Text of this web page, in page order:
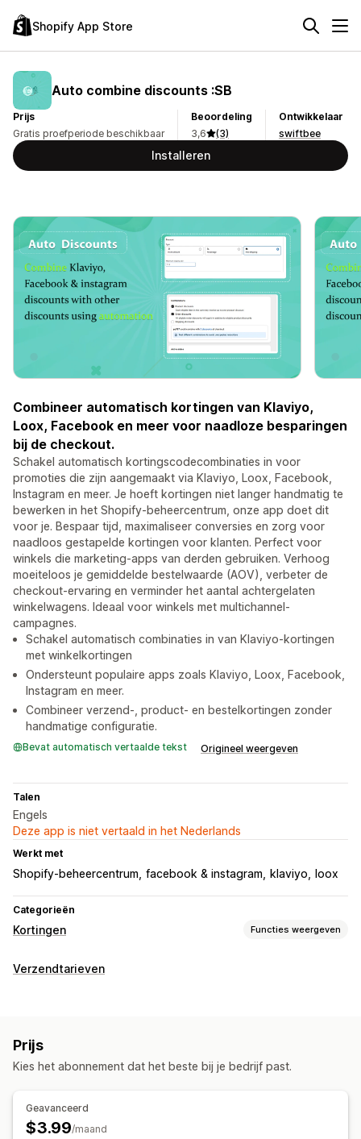
Shopify App Store
Auto combine discounts :SB
Prijs
Gratis proefperiode beschikbaar
Beoordeling
3,6
(3)
Ontwikkelaar
swiftbee
Installeren
Combineer automatisch kortingen van Klaviyo,
Loox, Facebook en meer voor naadloze besparingen
bij de checkout.
Schakel automatisch kortingscodecombinaties in voor
promoties die zijn aangemaakt via Klaviyo, Loox, Facebook,
Instagram en meer. Je hoeft kortingen niet langer handmatig te
bewerken in het Shopify-beheercentrum, onze app doet dit
voor je. Bespaar tijd, maximaliseer conversies en zorg voor
naadloos gestapelde kortingen voor klanten. Perfect voor
winkels die marketing-apps van derden gebruiken. Verhoog
moeiteloos je gemiddelde bestelwaarde (AOV), verbeter de
checkout-ervaring en verminder het aantal achtergelaten
winkelwagens. Ideaal voor winkels met multichannel-
campagnes.
Schakel automatisch combinaties in van Klaviyo-kortingen
met winkelkortingen
Ondersteunt populaire apps zoals Klaviyo, Loox, Facebook,
Instagram en meer.
Combineer verzend-, product- en bestelkortingen zonder
handmatige configuratie.
Bevat automatisch vertaalde tekst Origineel weergeven
Talen
Engels
Deze app is niet vertaald in het Nederlands
Werkt met
Shopify-beheercentrum facebook & instagram klaviyo loox
Categorieën
Kortingen Functies weergeven
Soorten kortingen
Kortingen beheren
Automatiseringen
Verzendtarieven
Prijs
Kies het abonnement dat het beste bij je bedrijf past.
Geavanceerd
$3.99/maand